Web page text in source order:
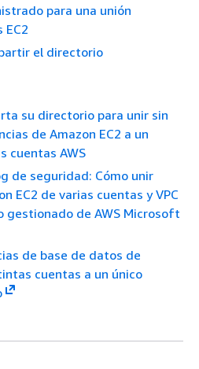
para una unión
el directorio
su directorio para unir sin
de Amazon EC2 a un
cuentas AWS
de seguridad: Cómo unir
EC2 de varias cuentas y VPC
gestionado de AWS Microsoft
de base de datos de
cuentas a un único